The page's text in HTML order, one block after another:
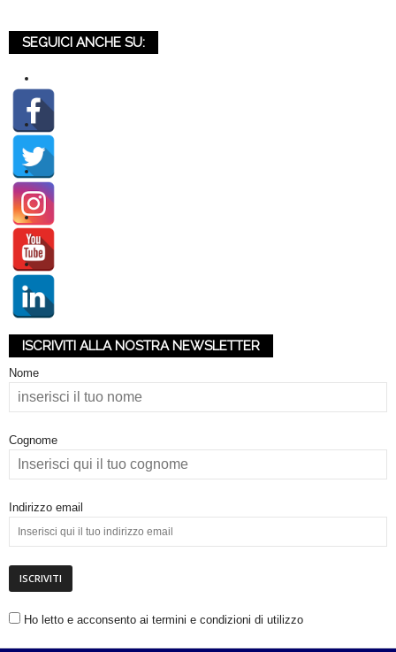
SEGUICI ANCHE SU:
ISCRIVITI ALLA NOSTRA NEWSLETTER
Nome
Cognome
Indirizzo email
Ho letto e acconsento ai termini e condizioni di utilizzo